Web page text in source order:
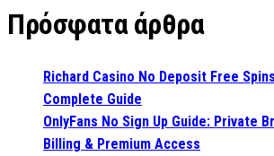
Πρόσφατα άρθρα
Richard Casino No Deposit Free
Complete Guide
OnlyFans No Sign Up Guide: Private
Billing & Premium Access